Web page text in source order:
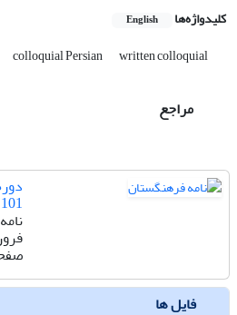
کلیدواژه‌ها English
colloquial Persian written colloquial
مراجع
101
فایل ها